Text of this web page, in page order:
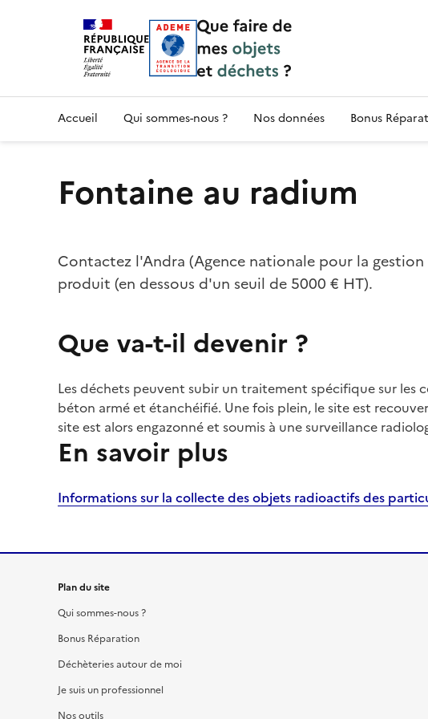
Accueil — Que Faire de mes objets & déchets
Accueil Qui sommes-nous ? Nos données Bonus
Fontaine au radium
Contactez l'Andra (Agence nationale pour la
produit (en dessous d'un seuil de 5000 € HT).
Que va-t-il devenir ?
Les déchets peuvent subir un traitement spécifique sur les
béton armé et étanchéifié. Une fois plein, le site est
site est alors engazonné et soumis à une surveillance
En savoir plus
Informations sur la collecte des objets radioactifs des
Plan du site
Qui sommes-nous ?
Bonus Réparation
Déchèteries autour de moi
Je suis un professionnel
Nos outils